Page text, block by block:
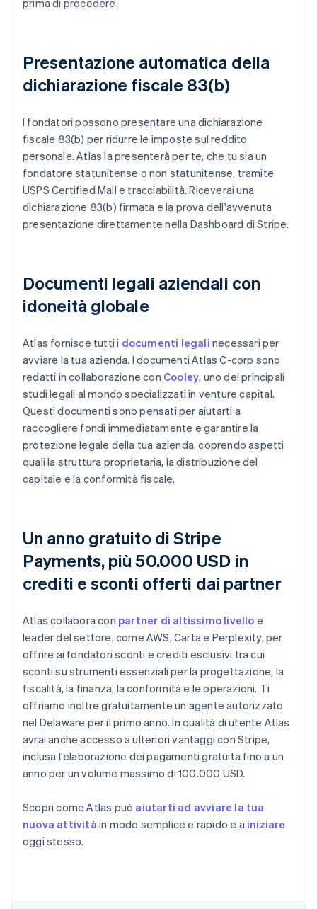
prima di procedere.
Presentazione automatica della
dichiarazione fiscale 83(b)
I fondatori possono presentare una dichiarazione
fiscale 83(b) per ridurre le imposte sul reddito
personale. Atlas la presenterà per te, che tu sia un
fondatore statunitense o non statunitense, tramite
USPS Certified Mail e tracciabilità. Riceverai una
dichiarazione 83(b) firmata e la prova dell'avvenuta
presentazione direttamente nella Dashboard di Stripe.
Documenti legali aziendali con
idoneità globale
Atlas fornisce tutti i documenti legali necessari per
avviare la tua azienda. I documenti Atlas C-corp sono
redatti in collaborazione con Cooley, uno dei principali
studi legali al mondo specializzati in venture capital.
Questi documenti sono pensati per aiutarti a
raccogliere fondi immediatamente e garantire la
protezione legale della tua azienda, coprendo aspetti
quali la struttura proprietaria, la distribuzione del
capitale e la conformità fiscale.
Un anno gratuito di Stripe
Payments, più 50.000 USD in
crediti e sconti offerti dai partner
Atlas collabora con partner di altissimo livello e
leader del settore, come AWS, Carta e Perplexity, per
offrire ai fondatori sconti e crediti esclusivi tra cui
sconti su strumenti essenziali per la progettazione, la
fiscalità, la finanza, la conformità e le operazioni. Ti
offriamo inoltre gratuitamente un agente autorizzato
nel Delaware per il primo anno. In qualità di utente Atlas
avrai anche accesso a ulteriori vantaggi con Stripe,
inclusa l'elaborazione dei pagamenti gratuita fino a un
anno per un volume massimo di 100.000 USD.
Scopri come Atlas può aiutarti ad avviare la tua
nuova attività in modo semplice e rapido e a iniziare
oggi stesso.
English